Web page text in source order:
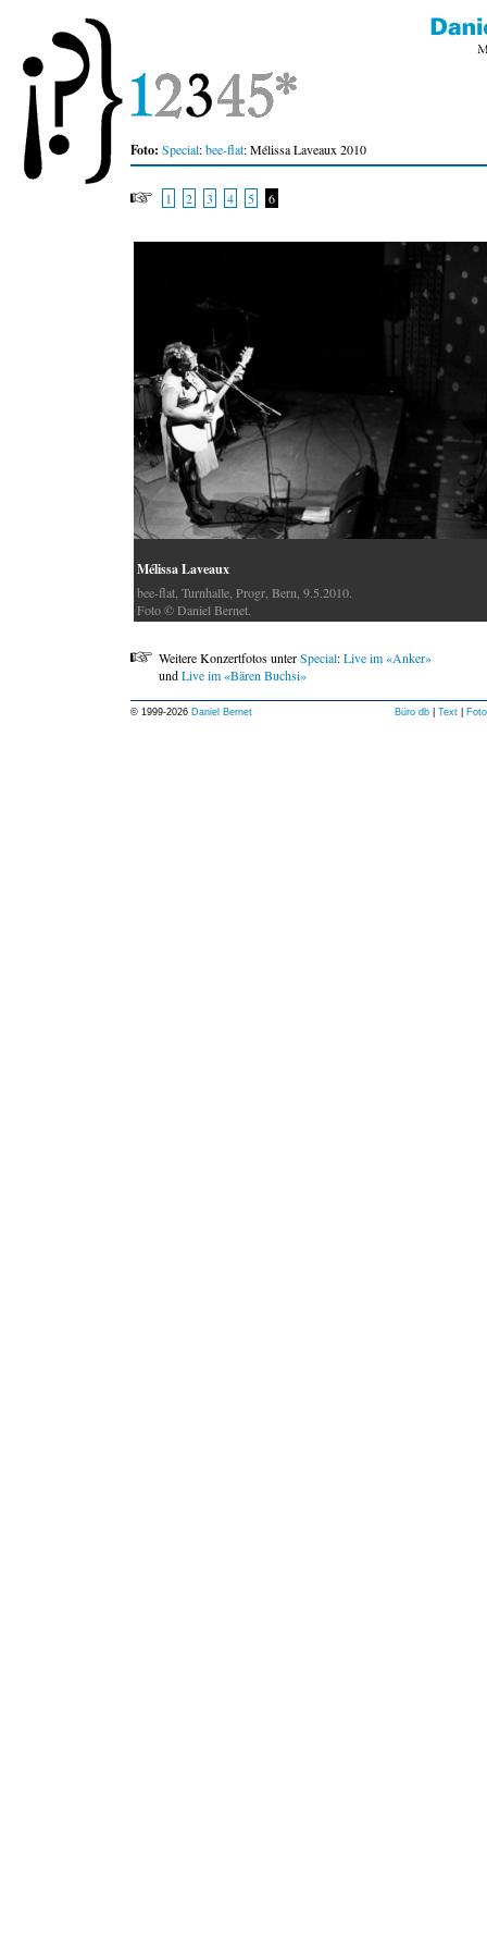
Foto: Special:bee-flat: Mélissa Laveaux 2010
1 2 3 4 5 6
Mélissa Laveaux
bee-flat, Turnhalle, Progr, Bern, 9.5.2010.
Foto © Daniel Bernet.
Weitere Konzertfotos unterSpecial:Live im «Anker»
undLive im «Bären Buchsi»
© 1999-2026 Daniel Bernet Büro db Text Foto